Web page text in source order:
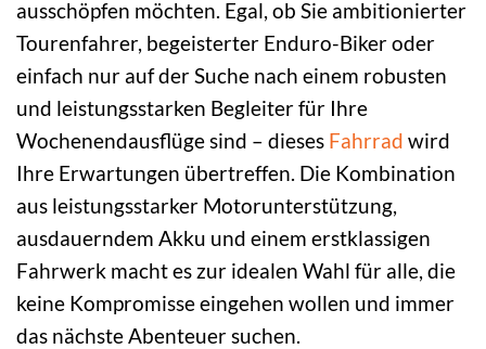
ausschöpfen möchten. Egal, ob Sie ambitionierter
Tourenfahrer, begeisterter Enduro-Biker oder
einfach nur auf der Suche nach einem robusten
und leistungsstarken Begleiter für Ihre
Wochenendausflüge sind – dieses Fahrrad wird
Ihre Erwartungen übertreffen. Die Kombination
aus leistungsstarker Motorunterstützung,
ausdauerndem Akku und einem erstklassigen
Fahrwerk macht es zur idealen Wahl für alle, die
keine Kompromisse eingehen wollen und immer
das nächste Abenteuer suchen.